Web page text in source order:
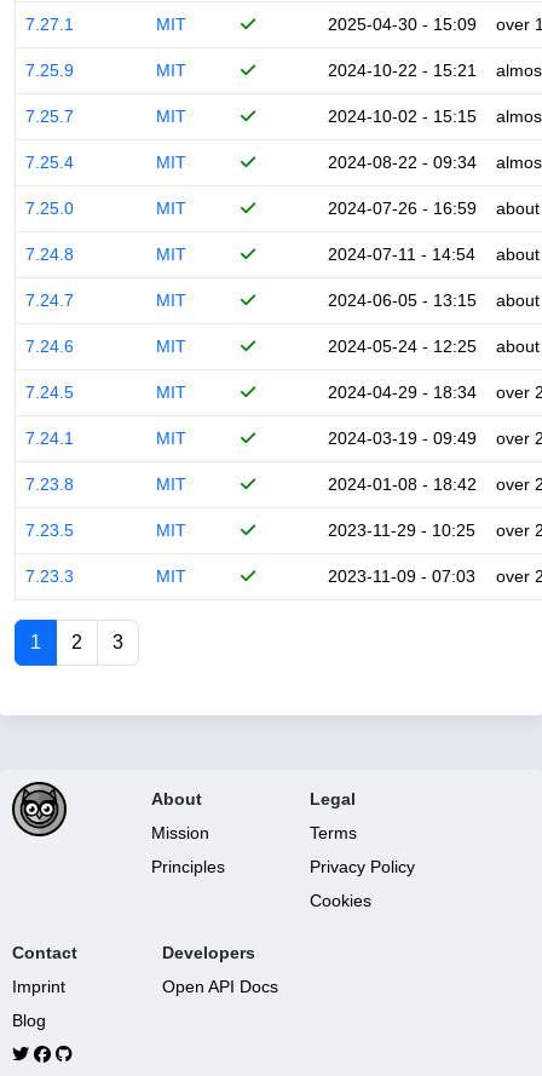
7.27.1 MIT 2025-04-30 - 15:09 over
7.25.9 MIT 2024-10-22 - 15:21
7.25.7 MIT 2024-10-02 - 15:15
7.25.4 MIT 2024-08-22 - 09:34
7.25.0 MIT 2024-07-26 - 16:59
7.24.8 MIT 2024-07-11 - 14:54
7.24.7 MIT 2024-06-05 - 13:15
7.24.6 MIT 2024-05-24 - 12:25
7.24.5 MIT 2024-04-29 - 18:34 over
7.24.1 MIT 2024-03-19 - 09:49 over
7.23.8 MIT 2024-01-08 - 18:42 over
7.23.5 MIT 2023-11-29 - 10:25 over
7.23.3 MIT 2023-11-09 - 07:03 over
1 2 3
About
Mission
Principles
Legal
Terms
Privacy Policy
Cookies
Contact
Imprint
Blog
Developers
Open API Docs